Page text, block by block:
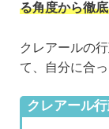
る角度から徹
クレアールの
て、自分に合
クレアール